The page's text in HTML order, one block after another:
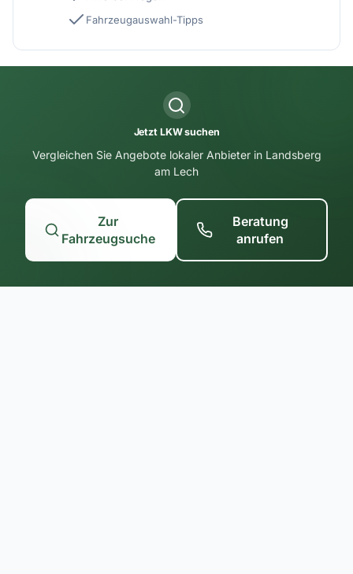
Fahrzeugauswahl-Tipps
Jetzt LKW suchen
Vergleichen Sie Angebote lokaler Anbieter in Landsberg
am Lech
Zur
Fahrzeugsuche
Beratung
anrufen